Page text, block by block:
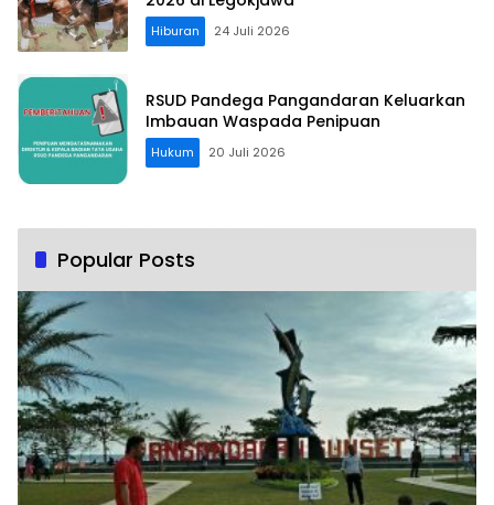
Hiburan 24 Juli 2026
RSUD Pandega Pangandaran Keluarkan
Imbauan Waspada Penipuan
Hukum 20 Juli 2026
Popular Posts